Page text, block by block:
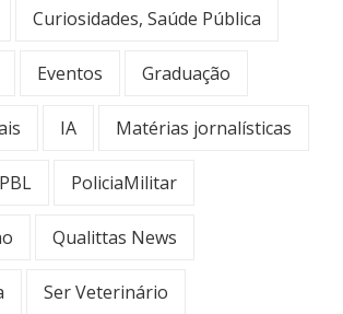
Curiosidades, Saúde Pública
Eventos Graduação
IA Matérias jornalísticas
PBL PoliciaMilitar
Qualittas News
Ser Veterinário